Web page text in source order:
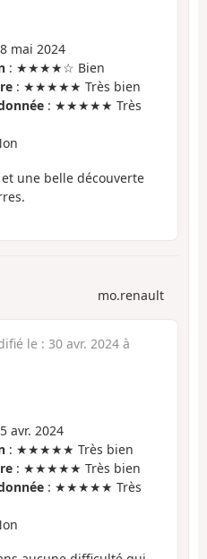
mai 2024
: ★★★★☆ Bien
: ★★★★★ Très bien
: ★★★★★ Très
une belle découverte
mo.renault
le : 30 avr. 2024 à
avr. 2024
: ★★★★★ Très bien
: ★★★★★ Très bien
: ★★★★★ Très